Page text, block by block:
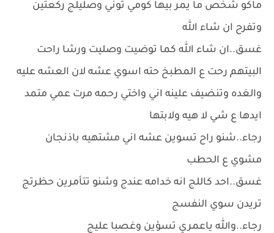
ماكو شخص ما يمر بيها كومي توني وصليلج ركعتين
وتفرح ان شاء الله
غسق..ان شاء الله كما توضيت وصليت ورشا راحت
البيتهم رحت ع المطبخ حته اسوي عشه لان العشه عليه
والغده وتنضيف علينه اني واختي رحمه مرت عمي متمد
ايدها ع شي لا هيه ولابتها
رجاء..شنو راح تسوين عشه اني مشتهيه باذنجان
مشوي ع الحطب
غسق..احد كاللج انه خدامه عندج وشنو تتأمرين حظرتج
تريدن سوي النفسج
رجاء..والله ياعمري تسؤين وغصبا عليج